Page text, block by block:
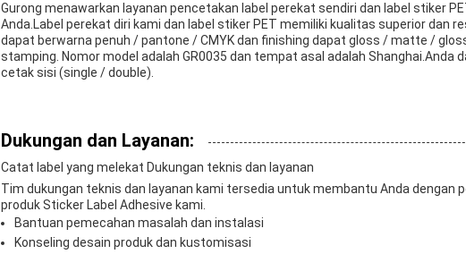
Gurong menawarkan layanan pencetakan label perekat sendiri dan label stiker
Anda.Label perekat diri kami dan label stiker PET memiliki kualitas superior dan
dapat berwarna penuh / pantone / CMYK dan finishing dapat gloss / matte /
stamping. Nomor model adalah GR0035 dan tempat asal adalah Shanghai.Anda
cetak sisi (single / double).
Dukungan dan Layanan:
Catat label yang melekat Dukungan teknis dan layanan
Tim dukungan teknis dan layanan kami tersedia untuk membantu Anda dengan
produk Sticker Label Adhesive kami.
Bantuan pemecahan masalah dan instalasi
Konseling desain produk dan kustomisasi